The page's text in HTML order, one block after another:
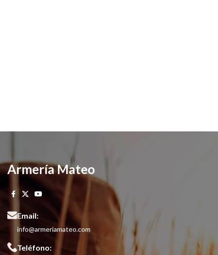
Armería Mateo
Email:
info@armeriamateo.com
Teléfono: